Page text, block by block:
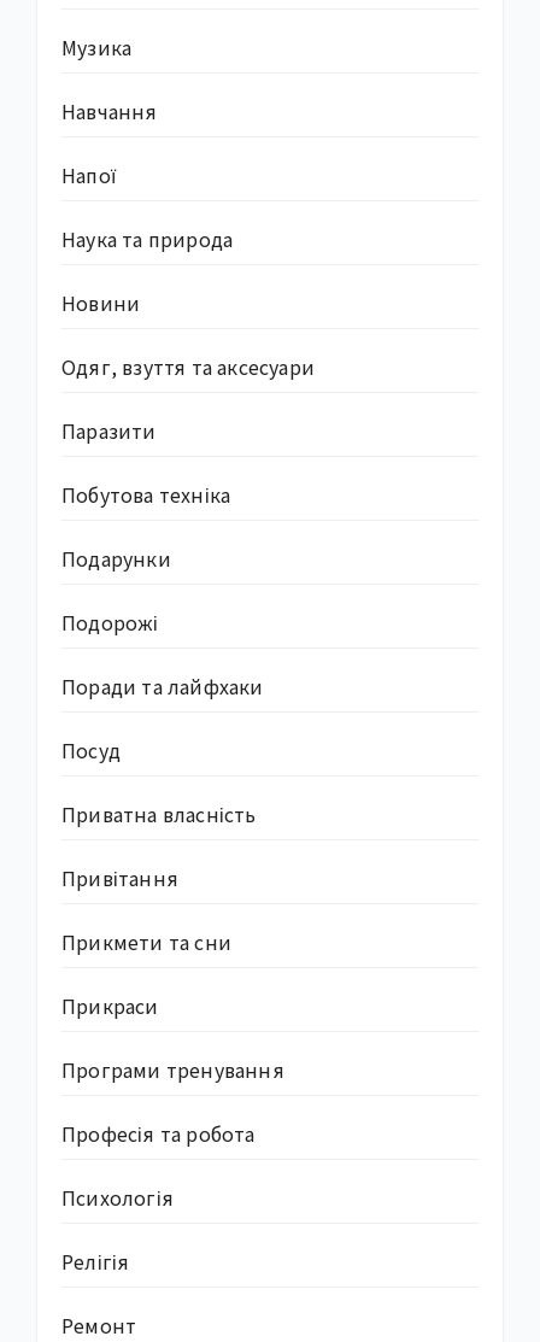
Музика
Навчання
Напої
Наука та природа
Новини
Одяг, взуття та аксесуари
Паразити
Побутова техніка
Подарунки
Подорожі
Поради та лайфхаки
Посуд
Приватна власність
Привітання
Прикмети та сни
Прикраси
Програми тренування
Професія та робота
Психологія
Релігія
Ремонт